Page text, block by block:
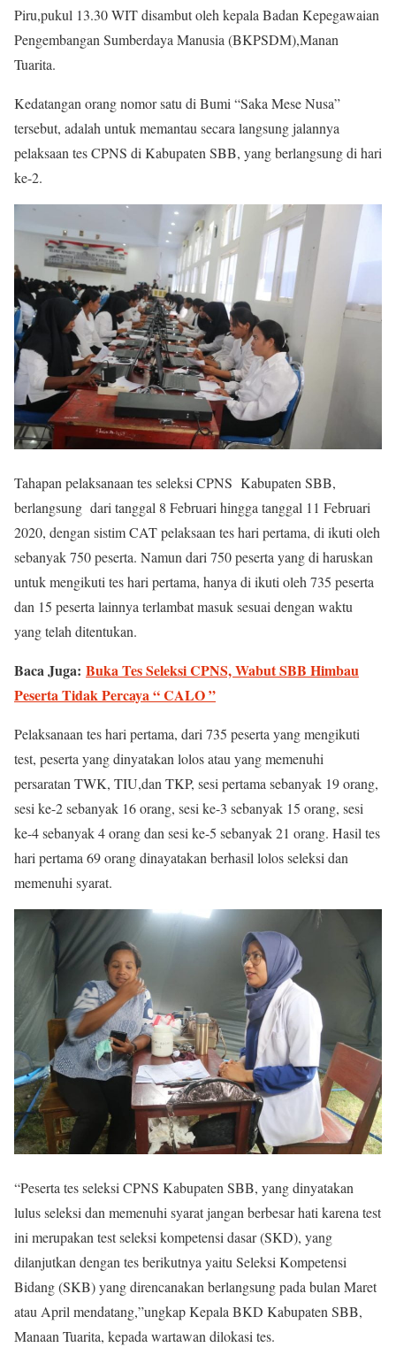
Piru,pukul 13.30 WIT disambut oleh kepala Badan Kepegawaian
Pengembangan Sumberdaya Manusia (BKPSDM),Manan
Tuarita.
Kedatangan orang nomor satu di Bumi “Saka Mese Nusa”
tersebut, adalah untuk memantau secara langsung jalannya
pelaksaan tes CPNS di Kabupaten SBB, yang berlangsung di hari
ke-2.
Tahapan pelaksanaan tes seleksi CPNS Kabupaten SBB,
berlangsung dari tanggal 8 Februari hingga tanggal 11 Februari
2020, dengan sistim CAT pelaksaan tes hari pertama, di ikuti oleh
sebanyak 750 peserta. Namun dari 750 peserta yang di haruskan
untuk mengikuti tes hari pertama, hanya di ikuti oleh 735 peserta
dan 15 peserta lainnya terlambat masuk sesuai dengan waktu
yang telah ditentukan.
Baca Juga: Buka Tes Seleksi CPNS, Wabut SBB Himbau
Peserta Tidak Percaya “ CALO ”
Pelaksanaan tes hari pertama, dari 735 peserta yang mengikuti
test, peserta yang dinyatakan lolos atau yang memenuhi
persaratan TWK, TIU,dan TKP, sesi pertama sebanyak 19 orang,
sesi ke-2 sebanyak 16 orang, sesi ke-3 sebanyak 15 orang, sesi
ke-4 sebanyak 4 orang dan sesi ke-5 sebanyak 21 orang. Hasil tes
hari pertama 69 orang dinayatakan berhasil lolos seleksi dan
memenuhi syarat.
“Peserta tes seleksi CPNS Kabupaten SBB, yang dinyatakan
lulus seleksi dan memenuhi syarat jangan berbesar hati karena test
ini merupakan test seleksi kompetensi dasar (SKD), yang
dilanjutkan dengan tes berikutnya yaitu Seleksi Kompetensi
Bidang (SKB) yang direncanakan berlangsung pada bulan Maret
atau April mendatang,”ungkap Kepala BKD Kabupaten SBB,
Manaan Tuarita, kepada wartawan dilokasi tes.